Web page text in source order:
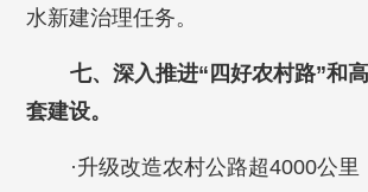
水新建治理任务。
七、深入推进“四好农村路”和
套建设。
·升级改造农村公路超4000公